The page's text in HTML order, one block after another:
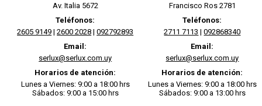
Av. Italia 5672
Teléfonos:
2605 9149 |2600 2028 |092792893
Email:
serlux@serlux.com.uy
Horarios de atención:
Lunes a Viernes: 9:00 a 18:00 hrs
Sábados: 9:00 a 15:00 hrs
Francisco Ros 2781
Teléfonos:
2711 7113 |092868340
Email:
serlux@serlux.com.uy
Horarios de atención:
Lunes a Viernes: 9:00 a 18:00 hrs
Sábados: 9:00 a 13:00 hrs